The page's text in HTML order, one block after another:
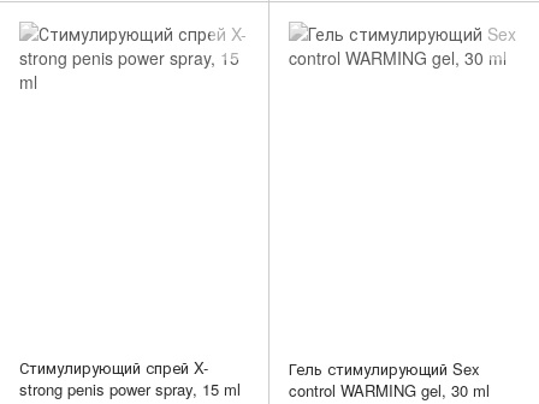
Стимулирующий спрей X-
strong penis power spray, 15 ml
Гель стимулирующий Sex
control WARMING gel, 30 ml